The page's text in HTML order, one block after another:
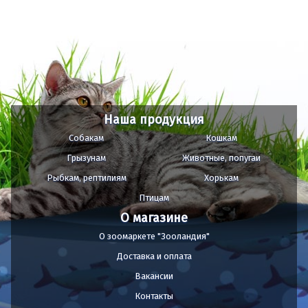
Наша продукция
Собакам
Кошкам
Грызунам
Животные, попугаи
Рыбкам, рептилиям
Хорькам
Птицам
О магазине
О зоомаркете "Зооландия"
Доставка и оплата
Вакансии
Контакты